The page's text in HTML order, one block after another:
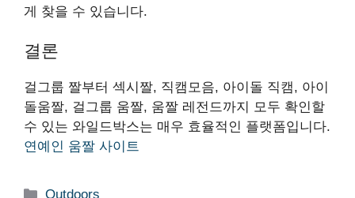
게 찾을 수 있습니다.
결론
걸그룹 짤부터 섹시짤, 직캠모음, 아이돌 직캠, 아이
돌움짤, 걸그룹 움짤, 움짤 레전드까지 모두 확인할
수 있는 와일드박스는 매우 효율적인 플랫폼입니다.
연예인 움짤 사이트
Categories
Outdoors